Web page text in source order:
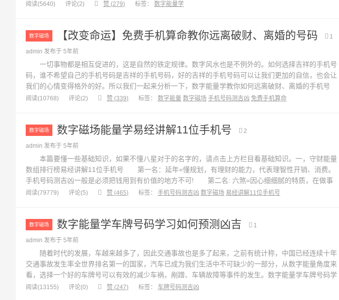
出行安全。 2，个人经验，下雨本身没有好坏，只是看下雨的时间点，也就是时空点，手机号中的
阅读(5640) 评论(2) 赞 (279) 标签： 数字能量学
数字磁场 【改变命运】免费手机算命教你远离破财、离婚的号码 1
admin 发布于 5年前
一切事物都是相互促进的，这是自然的铁定规律。数字风水也是不例外的。如何选择吉祥的手机号
码，谁不希望自己的手机号码是吉祥的手机号码，好的吉祥的手机号码可以让我们更加的自信，也会让
我们的心情变得格外的好。所以我们一起来分析一下，数字能量学教你如何远离破财、离婚的手机号
码。手机号码测吉凶一，手机号码尾号哪些不能用?免费手机算命 1，18、81、815、185、188、
阅读(10768) 评论(2) 赞 (339) 标签： 数字能量 数字磁场 手机号码测吉凶 免费手机算命
数字磁场 数字磁场能量学易经讲解11位手机号 2
admin 发布于 5年前
本篇要懂一些基础知识，如果不懂八星对于的名字的，请点击上方栏目看基础知识。一，守财能量
数组排行榜易经讲解11位手机号 第一名：延年=懂规划，有理财的能力，代表理智性开销、消费。
手机号码测吉凶一般是必须把钱用到有价值的地方不可! 第二名: 六煞=因心细细腻的特质，在做事
与理财上，都会想得非常多。在消费钱财上，是犹豫不决的磁场。想来想去的，直到必须要花的地方
阅读(79779) 评论(5) 赞 (465) 标签： 手机号码测吉凶 数字磁场 易经讲解11位手机号
数字磁场 数字能量学车牌号码学习如何预测凶吉 1
admin 发布于 5年前
随着时代的发展，车越来越多了，因此交通事故也是多了起来，之前有统计称，中国已经连续十年
交通事故发生率全世界排名第一的国家，汽车已成为我们生活中不可缺少的一部分，从数字能量角度来
看，选择一个好的车牌号可以有效的减少车祸，剐蹭、车辆故障等事件的发生。数字能量学车牌号码学
习如何预测凶吉，我们一起来分析一下。一，车祸数组(四凶星磁场数组解析) 1、绝命金(投资磁
阅读(13155) 评论(0) 赞 (247) 标签： 车牌号码测吉凶